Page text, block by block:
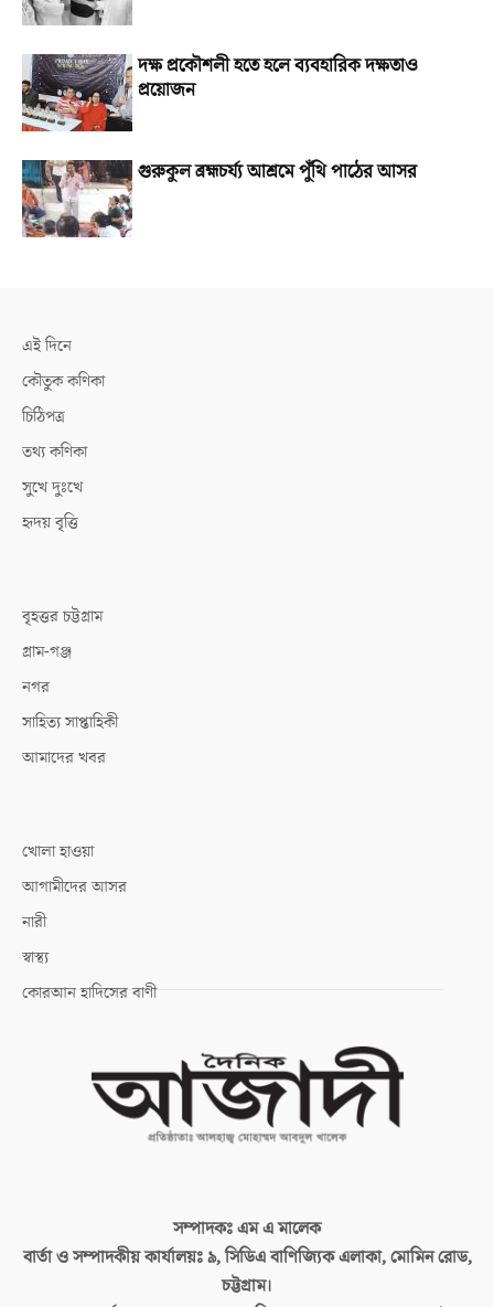
দক্ষ প্রকৌশলী হতে হলে ব্যবহারিক দক্ষতাও
প্রয়োজন
গুরুকুল ব্রহ্মচর্য্য আশ্রমে পুঁথি পাঠের আসর
এই দিনে
কৌতুক কণিকা
চিঠিপত্র
তথ্য কণিকা
সুখে দুঃখে
হৃদয় বৃত্তি
বৃহত্তর চট্টগ্রাম
গ্রাম-গঞ্জ
নগর
সাহিত্য সাপ্তাহিকী
আমাদের খবর
খোলা হাওয়া
আগামীদের আসর
নারী
স্বাস্থ্য
কোরআন হাদিসের বাণী
সম্পাদকঃএম এ মালেক
বার্তা ও সম্পাদকীয় কার্যালয়ঃ৯, সিডিএ বাণিজ্যিক এলাকা, মোমিন রোড,
চট্টগ্রাম।